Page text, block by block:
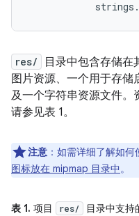
res/
目录中包含存储在
图片资源、一个用于存储
及一个字符串资源文件。
请参见表 1。
注意 ：如需详细了解如
图标放在 mipmap 目录中。
表 1. 项目 res/ 目录中支持